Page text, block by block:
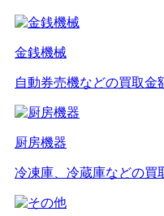
金銭機械
自動券売機などの買取金
厨房機器
冷凍庫、冷蔵庫などの買